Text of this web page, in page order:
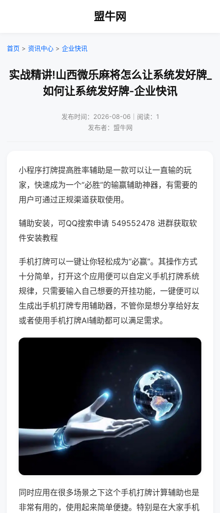
盟牛网
首页 > 资讯中心 > 企业快讯
实战精讲!山西微乐麻将怎么让系统发好牌_
如何让系统发好牌-企业快讯
发布时间：2026-08-06｜阅读：1
发布者：盟牛网
小程序打牌提高胜率辅助是一款可以让一直输的玩
家，快速成为一个“必胜”的输赢辅助神器，有需要的
用户可通过正规渠道获取使用。
辅助安装，可QQ搜索申请 549552478 进群获取软
件安装教程
手机打牌可以一键让你轻松成为“必赢”。其操作方式
十分简单，打开这个应用便可以自定义手机打牌系统
规律，只需要输入自己想要的开挂功能，一键便可以
生成出手机打牌专用辅助器，不管你是想分享给好友
或者使用手机打牌AI辅助都可以满足需求。
同时应用在很多场景之下这个手机打牌计算辅助也是
非常有用的，使用起来简单便捷。特别是在大家手机